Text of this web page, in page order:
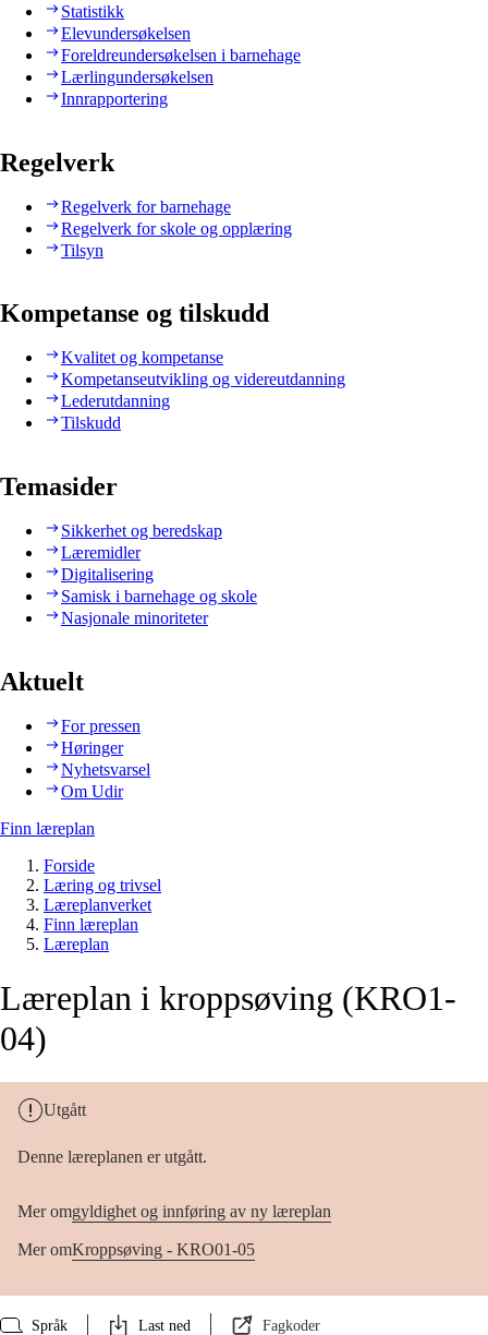
Statistikk
Elevundersøkelsen
Foreldreundersøkelsen i barnehage
Lærlingundersøkelsen
Innrapportering
Regelverk
Regelverk for barnehage
Regelverk for skole og opplæring
Tilsyn
Kompetanse og tilskudd
Kvalitet og kompetanse
Kompetanseutvikling og videreutdanning
Lederutdanning
Tilskudd
Temasider
Sikkerhet og beredskap
Læremidler
Digitalisering
Samisk i barnehage og skole
Nasjonale minoriteter
Aktuelt
For pressen
Høringer
Nyhetsvarsel
Om Udir
Finn læreplan
Forside
Læring og trivsel
Læreplanverket
Finn læreplan
Læreplan
Læreplan i kroppsøving (KRO1-
04)
Utgått
Denne læreplanen er utgått.
Mer omgyldighet og innføring av ny læreplan
Mer omKroppsøving - KRO01-05
Språk Last ned Fagkoder